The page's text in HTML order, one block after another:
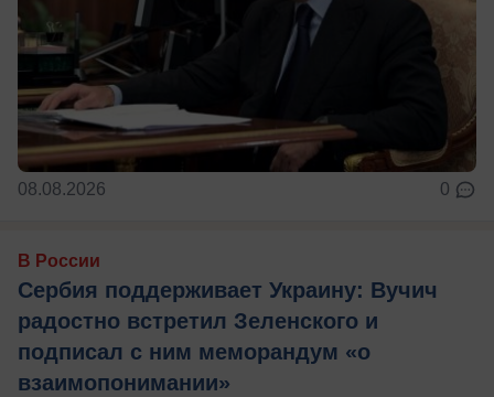
08.08.2026 0
В России
Сербия поддерживает Украину: Вучич
радостно встретил Зеленского и
подписал с ним меморандум «о
взаимопонимании»